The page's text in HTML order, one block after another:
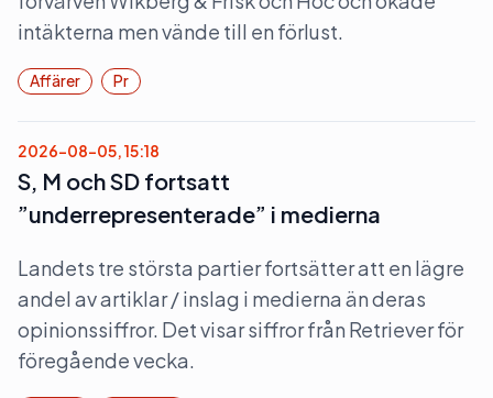
intäkterna men vände till en förlust.
Affärer Pr
2026-08-05, 15:18
S, M och SD fortsatt
”underrepresenterade” i medierna
Landets tre största partier fortsätter att en lägre
andel av artiklar / inslag i medierna än deras
opinionssiffror. Det visar siffror från Retriever för
föregående vecka.